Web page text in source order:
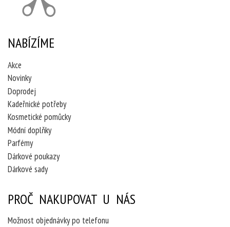
NABÍZÍME
Akce
Novinky
Doprodej
Kadeřnické potřeby
Kosmetické pomůcky
Módní doplňky
Parfémy
Dárkové poukazy
Dárkové sady
PROČ NAKUPOVAT U NÁS
Možnost objednávky po telefonu